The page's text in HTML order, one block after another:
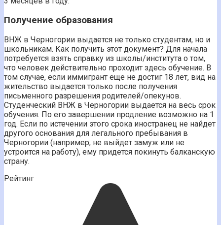
Получение образования
ВНЖ в Черногории выдается не только студентам, но и
школьникам. Как получить этот документ? Для начала
потребуется взять справку из школы/института о том,
что человек действительно проходит здесь обучение. В
том случае, если иммигрант еще не достиг 18 лет, вид на
жительство выдается только после получения
письменного разрешения родителей/опекунов.
Студенческий ВНЖ в Черногории выдается на весь срок
обучения. По его завершении продление возможно на 1
год. Если по истечении этого срока иностранец не найдет
другого основания для легального пребывания в
Черногории (например, не выйдет замуж или не
устроится на работу), ему придется покинуть балканскую
страну.
Рейтинг